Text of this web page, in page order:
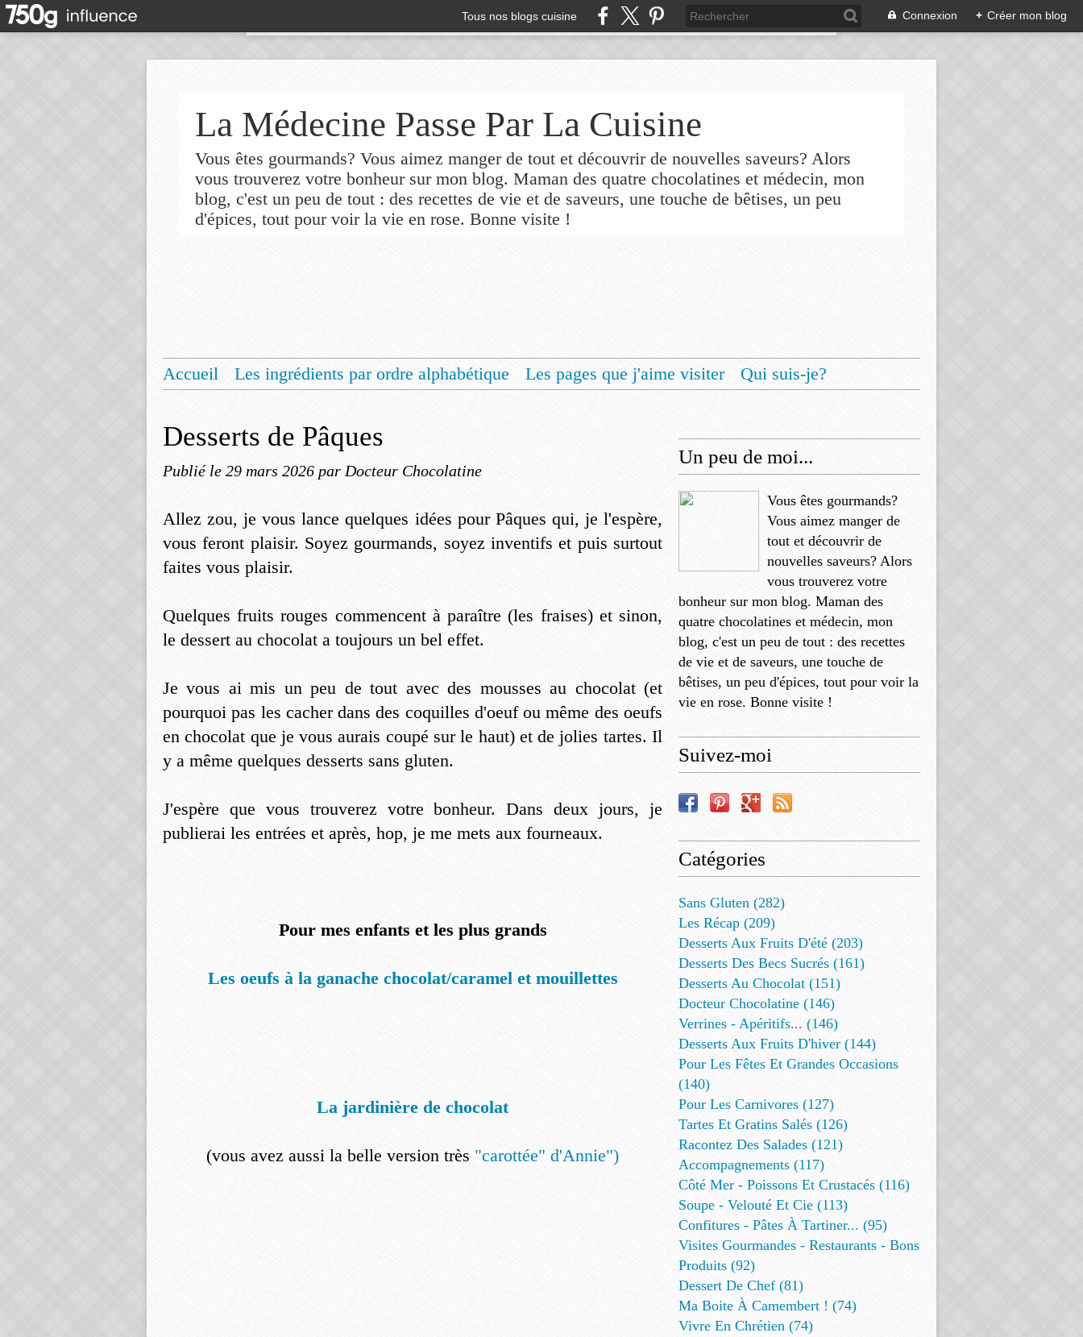
Tous nos blogs cuisine Connexion + Créer mon blog
La Médecine Passe Par La Cuisine
Vous êtes gourmands? Vous aimez manger de tout et découvrir de nouvelles saveurs? Alors
vous trouverez votre bonheur sur mon blog. Maman des quatre chocolatines et médecin, mon
blog, c'est un peu de tout : des recettes de vie et de saveurs, une touche de bêtises, un peu
d'épices, tout pour voir la vie en rose. Bonne visite !
Accueil Les ingrédients par ordre alphabétique Les pages que j'aime visiter
Qui suis-je?
Desserts de Pâques
Publié le 29 mars 2026 par Docteur Chocolatine
Allez zou, je vous lance quelques idées pour Pâques qui, je l'espère,
vous feront plaisir. Soyez gourmands, soyez inventifs et puis surtout
faites vous plaisir.
Quelques fruits rouges commencent à paraître (les fraises) et sinon,
le dessert au chocolat a toujours un bel effet.
Je vous ai mis un peu de tout avec des mousses au chocolat (et
pourquoi pas les cacher dans des coquilles d'oeuf ou même des oeufs
en chocolat que je vous aurais coupé sur le haut) et de jolies tartes. Il
y a même quelques desserts sans gluten.
J'espère que vous trouverez votre bonheur. Dans deux jours, je
publierai les entrées et après, hop, je me mets aux fourneaux.
Pour mes enfants et les plus grands
Les oeufs à la ganache chocolat/caramel et mouillettes
La jardinière de chocolat
(vous avez aussi la belle version très "carottée" d'Annie")
Un peu de moi...
Vous êtes gourmands?
Vous aimez manger de
tout et découvrir de
nouvelles saveurs? Alors
vous trouverez votre
bonheur sur mon blog. Maman des
quatre chocolatines et médecin, mon
blog, c'est un peu de tout : des recettes
de vie et de saveurs, une touche de
bêtises, un peu d'épices, tout pour voir la
vie en rose. Bonne visite !
Suivez-moi
Catégories
Sans Gluten (282)
Les Récap (209)
Desserts Aux Fruits D'été (203)
Desserts Des Becs Sucrés (161)
Desserts Au Chocolat (151)
Docteur Chocolatine (146)
Verrines - Apéritifs... (146)
Desserts Aux Fruits D'hiver (144)
Pour Les Fêtes Et Grandes Occasions
(140)
Pour Les Carnivores (127)
Tartes Et Gratins Salés (126)
Racontez Des Salades (121)
Accompagnements (117)
Côté Mer - Poissons Et Crustacés (116)
Soupe - Velouté Et Cie (113)
Confitures - Pâtes À Tartiner... (95)
Visites Gourmandes - Restaurants - Bons
Produits (92)
Dessert De Chef (81)
Ma Boite À Camembert ! (74)
Vivre En Chrétien (74)